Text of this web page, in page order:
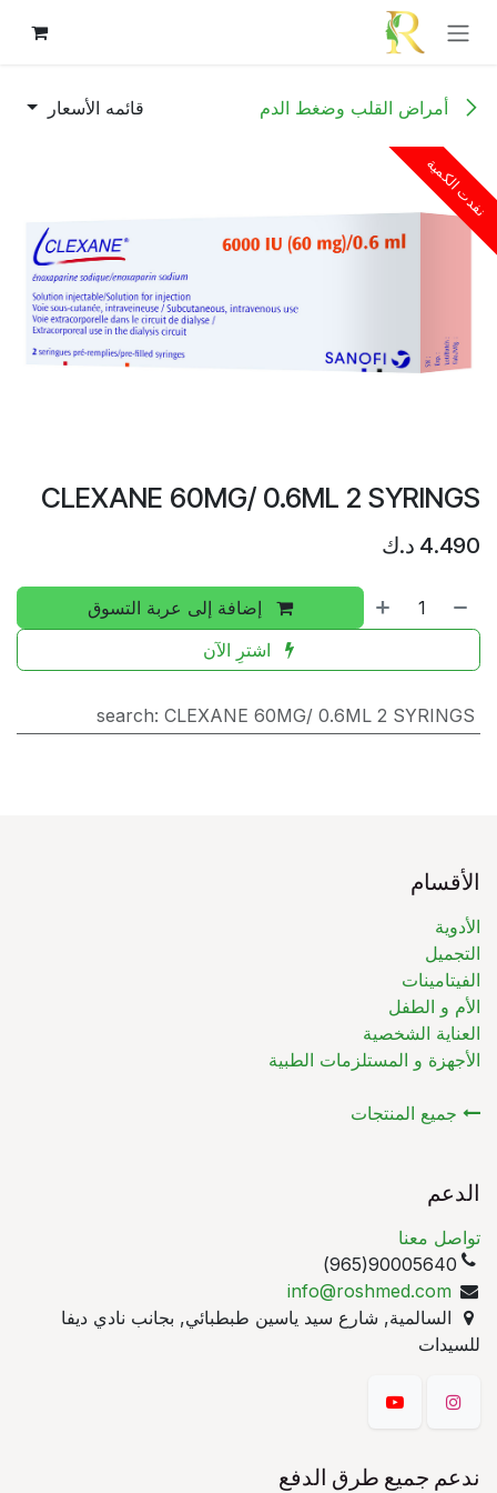
تخطي للذهاب إلى المحتوى
أمراض القلب وضغط الدم قائمه الأسعار
نفدت الكمية
CLEXANE 60MG/ 0.6ML 2 SYRINGS
4.490 د.ك
إضافة إلى عربة التسوق
اشترِ الآن
search:CLEXANE 60MG/ 0.6ML 2 SYRINGS
الأقسام
الأدوية
التجميل
الفيتامينات
الأم و الطفل
العناية الشخصية
الأجهزة و المستلزمات الطبية
جميع المنتجات
الدعم
تواصل معنا
90005640(965)
info@roshmed.com
السالمية, شارع سيد ياسين طبطبائي, بجانب نادي ديفا
للسيدات
ندعم جميع طرق الدفع